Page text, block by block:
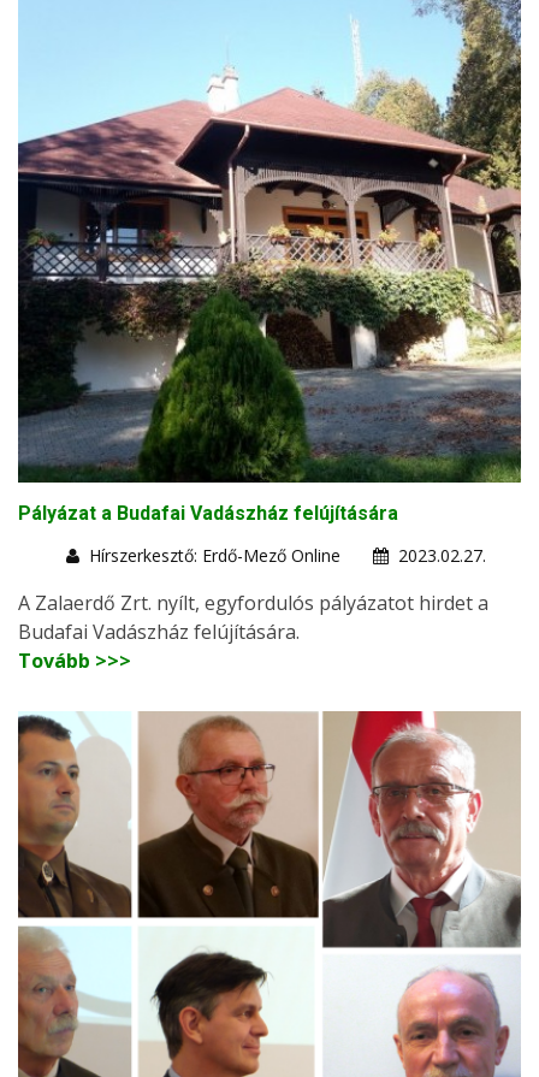
Pályázat a Budafai Vadászház felújítására
Hírszerkesztő: Erdő-Mező Online
2023.02.27.
A Zalaerdő Zrt. nyílt, egyfordulós pályázatot hirdet a
Budafai Vadászház felújítására.
Tovább >>>